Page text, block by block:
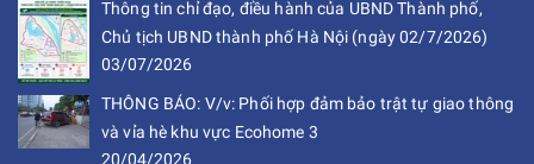
Thông tin chỉ đạo, điều hành của UBND Thành phố,
Chủ tịch UBND thành phố Hà Nội (ngày 02/7/2026)
03/07/2026
THÔNG BÁO: V/v: Phối hợp đảm bảo trật tự giao thông
và vỉa hè khu vực Ecohome 3
20/04/2026